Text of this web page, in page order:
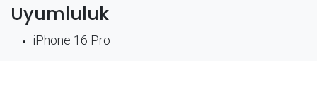
Uyumluluk
iPhone 16 Pro